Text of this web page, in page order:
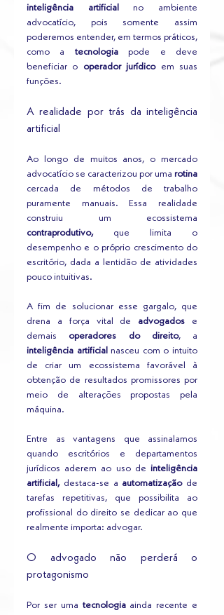
inteligência artificial
no ambiente
advocatício, pois somente assim
poderemos entender, em termos práticos,
como a tecnologia pode e deve
beneficiar o operador jurídico em suas
funções.
A realidade por trás da inteligência
artificial
Ao longo de muitos anos, o mercado
advocatício se caracterizou por uma rotina
cercada de métodos de trabalho
puramente manuais. Essa realidade
contraprodutivo, que limita o
desempenho e o próprio crescimento do
escritório, dada a lentidão de atividades
pouco intuitivas.
A fim de solucionar esse gargalo, que
drena a força vital de advogados e
demais operadores do direito, a
inteligência artificial nasceu com o intuito
de criar um ecossistema favorável à
obtenção de resultados promissores por
meio de alterações propostas pela
máquina.
Entre as vantagens que assinalamos
quando escritórios e departamentos
jurídicos aderem ao uso de inteligência
artificial, destaca-se a automatização de
tarefas repetitivas, que possibilita ao
profissional do direito se dedicar ao que
realmente importa: advogar.
O advogado não perderá o
protagonismo
Por ser uma tecnologia ainda recente e